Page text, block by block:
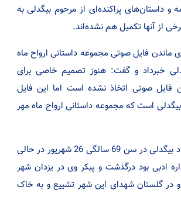
و داستان‌های پراکنده‌ای از مرحوم بیگدلی به
از آنها تکمیل هم نشده‌اند.
ماندن فایل صوتی مجموعه داستانی ارواح ماه
خبرداد و گفت: هنوز تصمیم خاصی برای
فایل صوتی اتخاذ نشده است اما این فایل
است که مجموعه داستانی ارواح ماه مهر
گفتنی است زنده یاد بیگدلی در سن 69 سالگی 26 شهریور در حالی
ادبی بود درگذشت و پیکر وی در یزدان شهر
در گلستان شهدای این شهر تشییع و به خاک